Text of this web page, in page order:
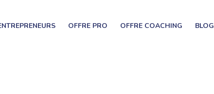
OFFRE PRO OFFRE COACHING BLOG